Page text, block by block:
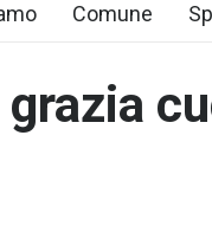
Comune
grazia